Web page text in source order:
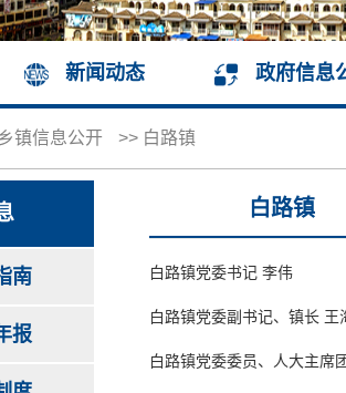
新闻动态 政府信息
乡镇信息公开 >> 白路镇
南
报
白路镇
白路镇党委书记 李伟
白路镇党委副书记、镇长 王
白路镇党委委员、人大主席